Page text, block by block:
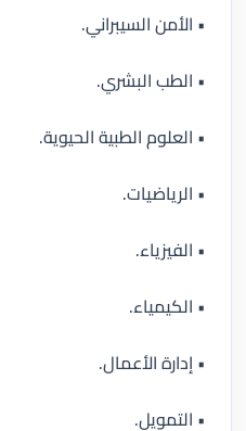
• الأمن السيبراني.
• الطب البشري.
• العلوم الطبية الحيوية.
• الرياضيات.
• الفيزياء.
• الكيمياء.
• إدارة الأعمال.
• التمويل.